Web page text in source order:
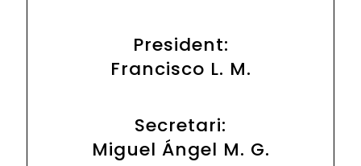
President:
Francisco L. M.
Secretari:
Miguel Ángel M. G.